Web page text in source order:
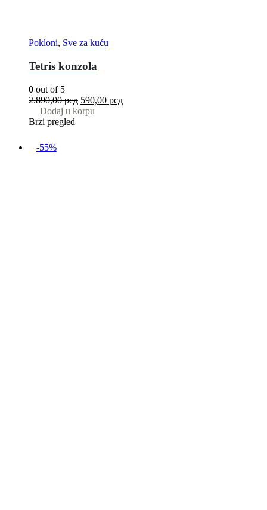
Pokloni, Sve za kuću
Tetris konzola
0 out of 5
2.890,00рсд 590,00 рсд
Dodaj u korpu
Brzi pregled
-55%